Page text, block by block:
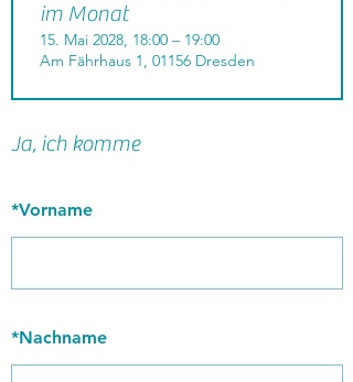
Ja, ich komme
*Vorname
*Nachname
im Monat
15. Mai 2028, 18:00 – 19:00
Am Fährhaus 1, 01156 Dresden